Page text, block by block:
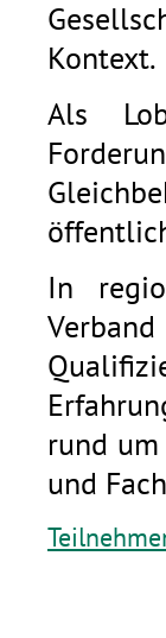
Kontext.
Als
In
rund
und